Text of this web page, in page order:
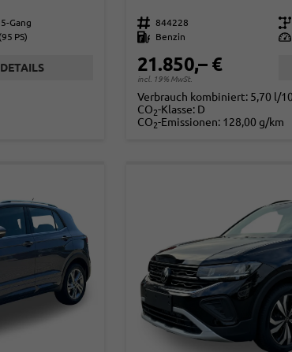
Gang
PS)
DETAILS
Fahrzeugnr. 844228 Getriebe
Kraftstoff
Benzin Leistung
21.850,– €
incl. 19% MwSt.
Verbrauch kombiniert: 5,70 l/
CO2-Klasse: D
CO2-Emissionen: 128,00 g/km